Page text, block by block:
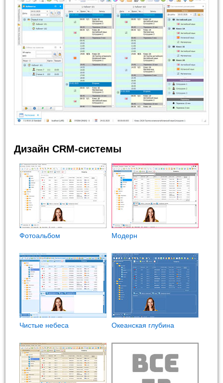
Дизайн CRM-системы
Фотоальбом Модерн
Чистые небеса Океанская глубина